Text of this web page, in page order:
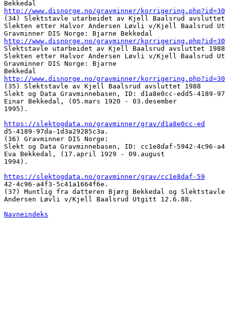
http://www.disnorge.no/gravminner/
(34) Slektstavle utarbeidet av Kjell Baalsrud
Slekten etter Halvor Andersen Løvli v/Kjell Baalsrud
http://www.disnorge.no/gravminner/
Slektstavle utarbeidet av Kjell Baalsrud avsluttet
Slekten etter Halvor Andersen Løvli v/Kjell Baalsrud
Gravminner DIS Norge: Bjarne
http://www.disnorge.no/gravminner/
(35) Slektstavle av Kjell Baalsrud avsluttet 1988
Slekt og Data Gravminnebasen, ID: d1a8e0cc-edd5-
Einar Bekkedal, (05.mars 1920 - 03.desember
1995).
https://slektogdata.no/gravminner/grav/d1a8e0cc-ed
d5-4189-97da-1d3a29285c3a.
(36) Gravminner DIS Norge:
Slekt og Data Gravminnebasen, ID: cc1e8daf-5942-
Eva Bekkedal, (17.april 1929 - 09.august
1994).
https://slektogdata.no/gravminner/grav/cc1e8daf-59
42-4c96-a4f3-5c41a1664f6e.
(37) Muntlig fra datteren Bjørg Bekkedal og
Andersen Løvli v/Kjell Baalsrud Utgitt 12.6.88.
Navneindeks